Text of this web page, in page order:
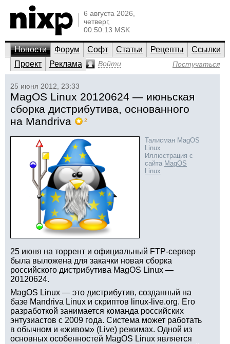
6 августа 2026,
четверг,
00:50:13 MSK
Новости Форум Софт Статьи Рецепты
Ссылки
Проект
Реклама Войти Постучаться
25 июня 2012, 23:33
MagOS Linux 20120624 — июньская
сборка дистрибутива, основанного
на Mandriva
2
Талисман MagOS
Linux
Иллюстрация с
сайта MagOS
Linux
25 июня на торрент и официальный FTP-сервер
была выложена для закачки новая сборка
российского дистрибутива MagOS Linux —
20120624.
MagOS Linux — это дистрибутив, созданный на
базе Mandriva Linux и скриптов linux-live.org. Его
разработкой занимается команда российских
энтузиастов с 2009 года. Система может работать
в обычном и «живом» (Live) режимах. Одной из
основных особенностей MagOS Linux является